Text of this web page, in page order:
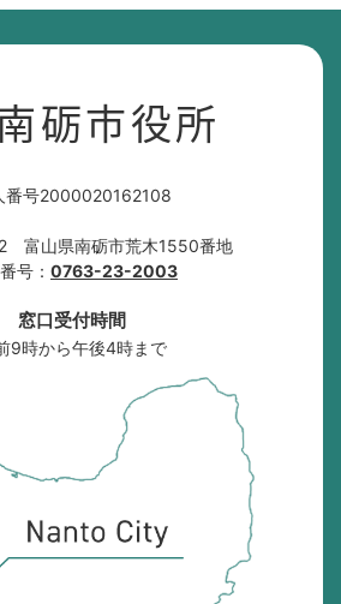
砺市役所
番号2000020162108
富山県南砺市荒木1550番地
号： 0763-23-2003
窓口受付時間
9時から午後4時まで